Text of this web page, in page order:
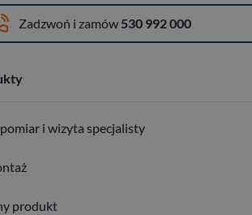
Zadzwoń i zamów 530 992 000
i wizyta specjalisty
produkt